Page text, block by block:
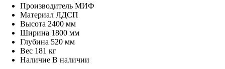
Производитель МИФ
Материал ЛДСП
Высота 2400 мм
Ширина 1800 мм
Глубина 520 мм
Вес 181 кг
Наличие В наличии